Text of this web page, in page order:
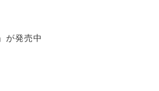
」が発売中